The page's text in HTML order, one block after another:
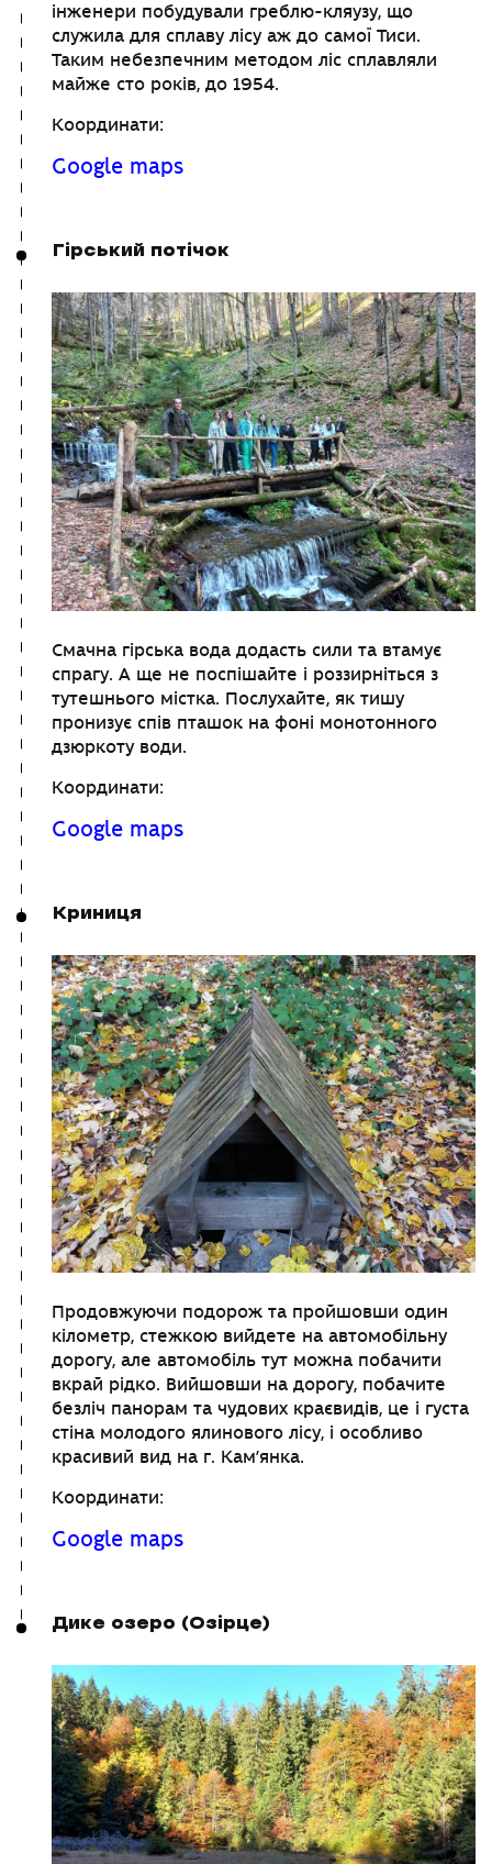
інженери побудували греблю-кляузу, що
служила для сплаву лісу аж до самої Тиси.
Таким небезпечним методом ліс сплавляли
майже сто років, до 1954.
Координати:
Google maps
Гірський потічок
Смачна гірська вода додасть сили та втамує
спрагу. А ще не поспішайте і роззирніться з
тутешнього містка. Послухайте, як тишу
пронизує спів пташок на фоні монотонного
дзюркоту води.
Координати:
Google maps
Криниця
Продовжуючи подорож та пройшовши один
кілометр, стежкою вийдете на автомобільну
дорогу, але автомобіль тут можна побачити
вкрай рідко. Вийшовши на дорогу, побачите
безліч панорам та чудових краєвидів, це і густа
стіна молодого ялинового лісу, і особливо
красивий вид на г. Кам’янка.
Координати:
Google maps
Дике озеро (Озірце)